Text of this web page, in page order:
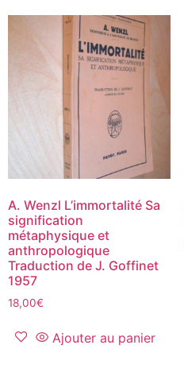
A. Wenzl L’immortalité Sa
signification
métaphysique et
anthropologique
Traduction de J. Goffinet
1957
18,00€
Ajouter au panier